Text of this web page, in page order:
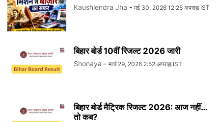
Kaushlendra Jha - मई 30, 2026 12:25 अपराह्न IST
बिहार बोर्ड 10वीं रिजल्ट 2026 जारी
Shonaya - मार्च 29, 2026 2:52 अपराह्न IST
बिहार बोर्ड मैट्रिक रिजल्ट 2026: आज नहीं…
तो कब?